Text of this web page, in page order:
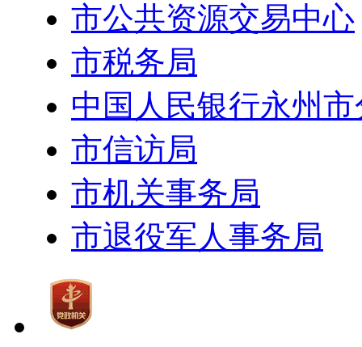
市公共资源交易中心
市税务局
中国人民银行永州
市信访局
市机关事务局
市退役军人事务局